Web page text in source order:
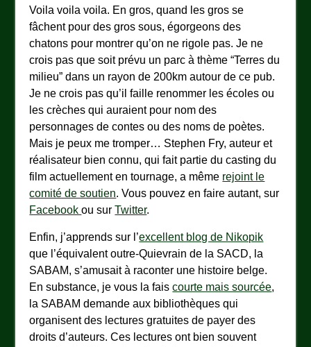
Voila voila voila. En gros, quand les gros se
fâchent pour des gros sous, égorgeons des
chatons pour montrer qu’on ne rigole pas. Je ne
crois pas que soit prévu un parc à thème “Terres du
milieu” dans un rayon de 200km autour de ce pub.
Je ne crois pas qu’il faille renommer les écoles ou
les crèches qui auraient pour nom des
personnages de contes ou des noms de poètes.
Mais je peux me tromper… Stephen Fry, auteur et
réalisateur bien connu, qui fait partie du casting du
film actuellement en tournage, a même rejoint le
comité de soutien. Vous pouvez en faire autant, sur
Facebookou surTwitter.
Enfin, j’apprends sur l’excellent blog de Nikopik
que l’équivalent outre-Quievrain de la SACD, la
SABAM, s’amusait à raconter une histoire belge.
En substance, je vous la faiscourte mais sourcée,
la SABAM demande aux bibliothèques qui
organisent des lectures gratuites de payer des
droits d’auteurs. Ces lectures ont bien souvent